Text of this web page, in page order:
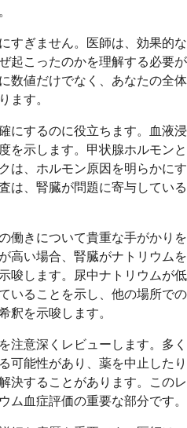
すぎません。医師は、効果的な
起こったのかを理解する必要が
数値だけでなく、あなたの全体
ます。
にするのに役立ちます。血液浸
を示します。甲状腺ホルモンと
は、ホルモン原因を明らかにす
は、腎臓が問題に寄与している
働きについて貴重な手がかりを
高い場合、腎臓がナトリウムを
唆します。尿中ナトリウムが低
いることを示し、他の場所での
釈を示唆します。
注意深くレビューします。多く
可能性があり、薬を中止したり
決することがあります。このレ
ム血症評価の重要な部分です。